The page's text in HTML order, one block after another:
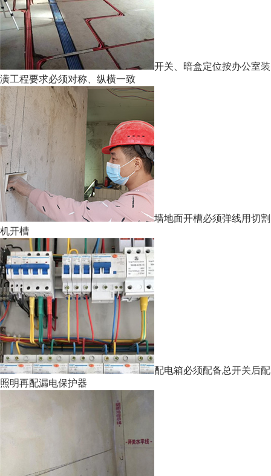
开关、暗盒定位按办公室装
潢工程要求必须对称、纵横一致
墙地面开槽必须弹线用切割
机开槽
配电箱必须配备总开关后配
照明再配漏电保护器